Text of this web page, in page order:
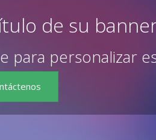
de su
para personalizar